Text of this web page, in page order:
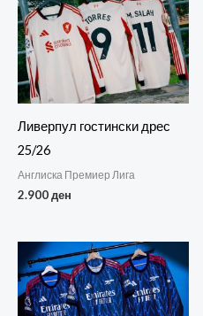
Ливерпул гостински дрес
25/26
Англиска Премиер Лига
2.900ден